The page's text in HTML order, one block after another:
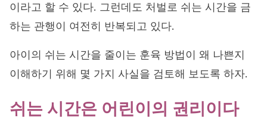
이라고 할 수 있다. 그런데도 처벌로 쉬는 시간을 금
하는 관행이 여전히 반복되고 있다.
아이의 쉬는 시간을 줄이는 훈육 방법이 왜 나쁜지
이해하기 위해 몇 가지 사실을 검토해 보도록 하자.
쉬는 시간은 어린이의 권리이다